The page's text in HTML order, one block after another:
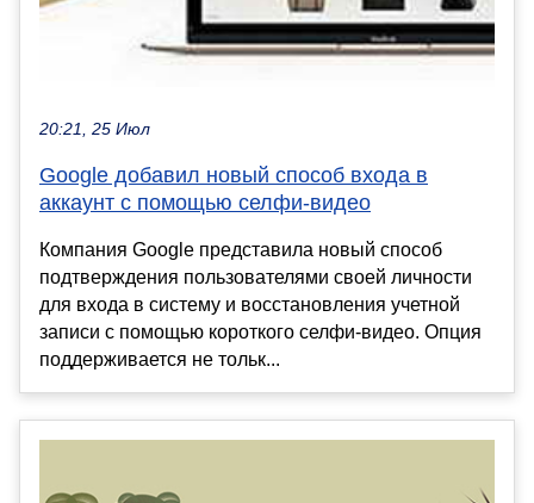
20:21, 25 Июл
Google добавил новый способ входа в
аккаунт с помощью селфи-видео
Компания Google представила новый способ
подтверждения пользователями своей личности
для входа в систему и восстановления учетной
записи с помощью короткого селфи-видео. Опция
поддерживается не тольк...